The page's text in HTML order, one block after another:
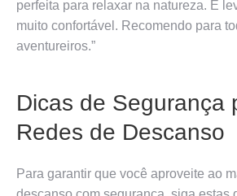
perfeita para relaxar na natureza. É
muito confortável. Recomendo para
aventureiros.”
Dicas de Segurança
Redes de Descanso
Para garantir que você aproveite ao